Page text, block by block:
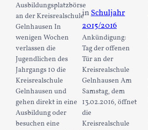
Ausbildungsplatzbörse
an der Kreisrealschule
Gelnhausen In
wenigen Wochen
verlassen die
Jugendlichen des
Jahrgangs 10 die
Kreisrealschule
Gelnhausen und
gehen direkt in eine
Ausbildung oder
besuchen eine
inSchuljahr
2015/2016
Ankündigung:
Tag der offenen
Tür an der
Kreisrealschule
Gelnhausen Am
Samstag, dem
13.02.2016, öffnet
die
Kreisrealschule